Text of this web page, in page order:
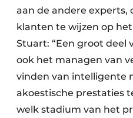
aan de andere experts,
klanten te wijzen op
Stuart: “Een groot deel
ook het managen van
vinden van intelligente
akoestische prestaties
welk stadium van het